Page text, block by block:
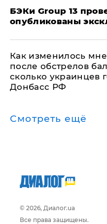
​БЭКи Group 13
опубликованы
Как изменилось
после обстрелов
сколько украинцев
Донбасс РФ
Смотреть ещё
© 2026, Диалог.ua
Все права защищены.